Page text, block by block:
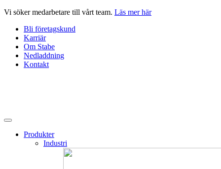
Hoppa
innehåll
Vi söker medarbetare till vårt team. Läs mer här
Bli företagskund
Karriär
Om Stabe
Nedladdning
Kontakt
Produkter
Industri